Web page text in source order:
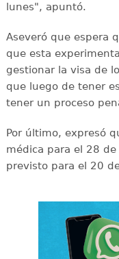
lunes", apuntó.
Aseveró que espera
que esta
gestionar la visa de
que luego de tener
tener un proceso
Por último, expresó
médica para el 28
previsto para el 20